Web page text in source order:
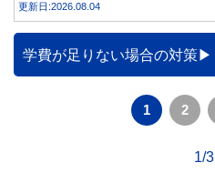
更新日:2026.08.04
学費が足りない場合の対策
1 2
1/3